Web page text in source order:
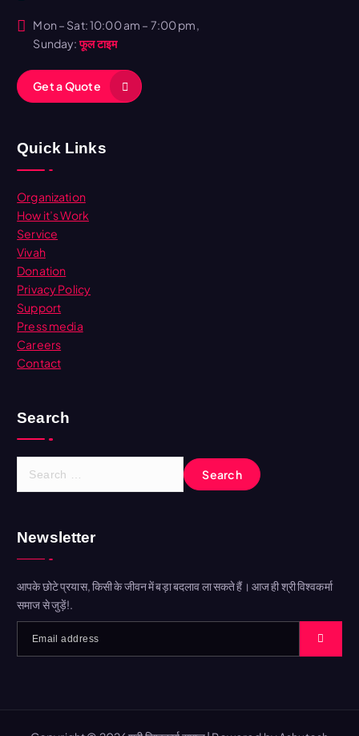
Mon – Sat: 10:00 am – 7:00 pm,
Sunday:फूल टाइम
GetaQuote
Quick Links
Organization
How it’s Work
Service
Vivah
Donation
Privacy Policy
Support
Press media
Careers
Contact
Search
Newsletter
आपके छोटे प्रयास, किसी के जीवन में बड़ा बदलाव ला सकते हैं। आज ही श्री विश्वकर्मा
समाज से जुड़ें!.